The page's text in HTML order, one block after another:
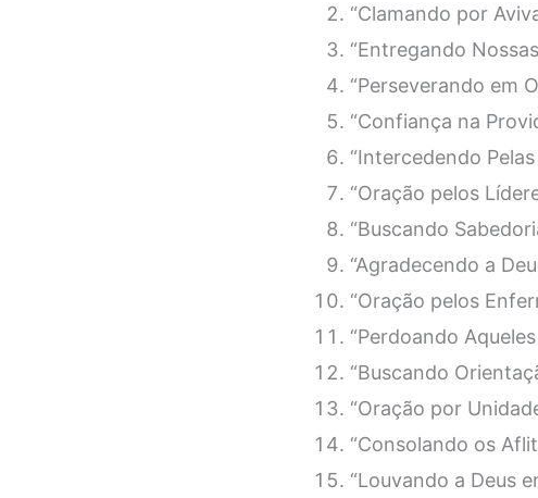
“Clamando por
“Entregando
“Perseverando em
“Confiança na
“Intercedendo
“Oração pelos
“Buscando
“Agradecendo a
“Oração pelos
“Perdoando
“Buscando
“Oração por
“Consolando os
“Louvando a Deus